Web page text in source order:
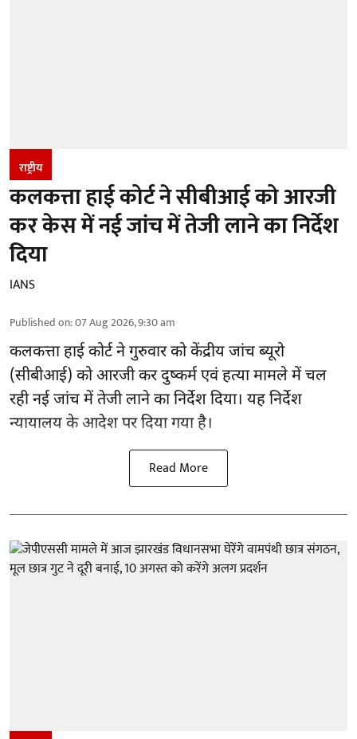
राष्ट्रीय
कलकत्ता हाई कोर्ट ने सीबीआई को आरजी
कर केस में नई जांच में तेजी लाने का निर्देश
दिया
IANS
Published on:07 Aug 2026, 9:30 am
कलकत्ता हाई कोर्ट ने गुरुवार को केंद्रीय जांच ब्यूरो
(सीबीआई) कोआरजी कर दुष्कर्म एवं हत्या मामलेमें चल
रही नई जांच में तेजी लाने का निर्देश दिया। यह निर्देश
न्यायालय के आदेश पर दिया गया है।
Read More